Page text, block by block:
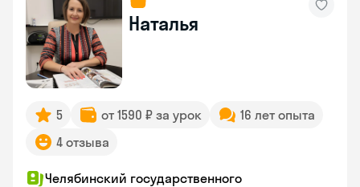
Наталья
5 от 1590 ₽ за урок
16 лет опыта
4 отзыва
Челябинский государственного